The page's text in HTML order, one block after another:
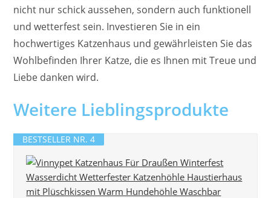
nicht nur schick aussehen, sondern auch funktionell
und wetterfest sein. Investieren Sie in ein
hochwertiges Katzenhaus und gewährleisten Sie das
Wohlbefinden Ihrer Katze, die es Ihnen mit Treue und
Liebe danken wird.
Weitere Lieblingsprodukte
BESTSELLER NR. 4